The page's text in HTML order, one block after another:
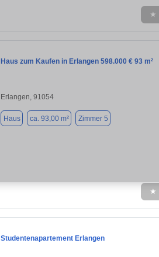
★
Haus zum Kaufen in Erlangen 598.000 € 93 m²
Erlangen, 91054
Haus ca. 93,00 m² Zimmer 5
★
Studentenapartement Erlangen